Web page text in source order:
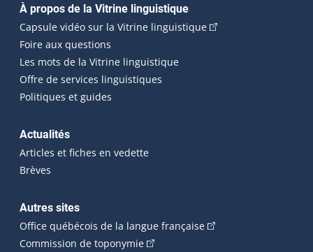
Navigation principale
À propos de la Vitrine linguistique
Capsule vidéo sur la Vitrine linguistique(Cet hyperlien
Foire aux questions
Les mots de la Vitrine linguistique
Offre de services linguistiques
Politiques et guides
Actualités
Articles et fiches en vedette
Brèves
Autres sites
Office québécois de la langue française(Cet hyperlien
Commission de toponymie(Cet hyperlien externe s'ouvrira